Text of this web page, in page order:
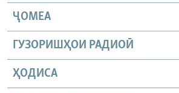
ҶОМEА
ГУЗОРИШҲОИ РАДИОӢ
ҲОДИСА